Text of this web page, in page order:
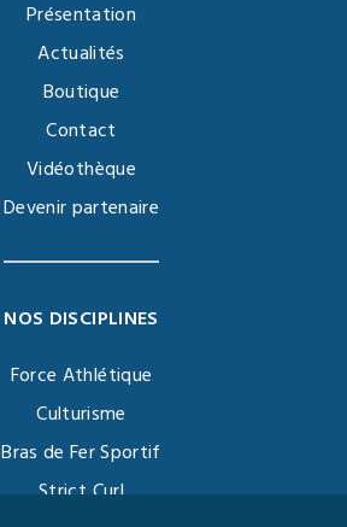
Présentation
Actualités
Boutique
Contact
Vidéothèque
Devenir partenaire
NOS DISCIPLINES
Force Athlétique
Culturisme
Bras de Fer Sportif
Strict Curl